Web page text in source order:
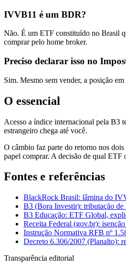
IVVB11 é um BDR?
Não. É um ETF constituído no Brasil
comprar pelo home broker.
Preciso declarar isso no
Sim. Mesmo sem vender, a posição
O essencial
Acesso a índice internacional pela B3
estrangeiro chega até você.
O câmbio faz parte do retorno nos
papel comprar. A decisão de qual ETF
Fontes e referências
BlackRock Brasil: lâmina do
B3 (Bora Investir): tributação de
B3 Educação: ETF Global,
Receita Federal (gov.br):
Instrução Normativa RFB nº
Decreto 6.306/2007 (Planalto):
Transparência editorial